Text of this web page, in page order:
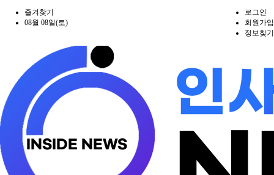
즐겨찾기
08월 08일(토)
로그인
회원가입
정보찾기